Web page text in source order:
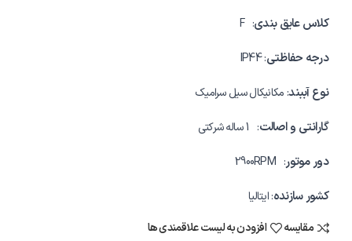
کلاس عایق بندی: F
درجه حفاظتی: IP44
نوع آببند: مکانیکال سیل سرامیک
گارانتی و اصالت: 1 ساله شرکتی
دور موتور: 2900RPM
کشور سازنده: ایتالیا
مقایسه
افزودن به لیست علاقمندی ها